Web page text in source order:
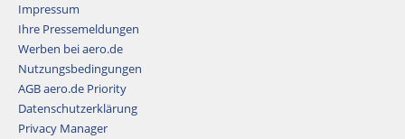
Impressum
Ihre Pressemeldungen
Werben bei aero.de
Nutzungsbedingungen
AGB aero.de Priority
Datenschutzerklärung
Privacy Manager